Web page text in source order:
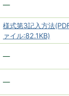
―
様式第3記入方法
ァイル:82.1KB)
―
―